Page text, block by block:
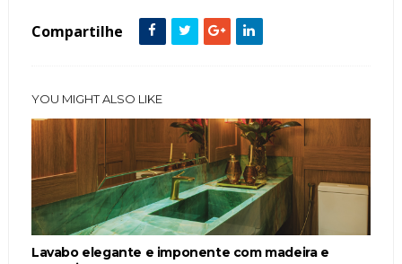
Compartilhe
YOU MIGHT ALSO LIKE
Lavabo elegante e imponente com madeira e